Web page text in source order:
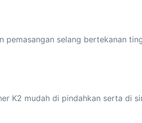
pemasangan selang bertekanan
K2 mudah di pindahkan serta di